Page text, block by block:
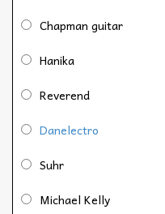
Chapman guitar
Hanika
Reverend
Danelectro
Suhr
Michael Kelly